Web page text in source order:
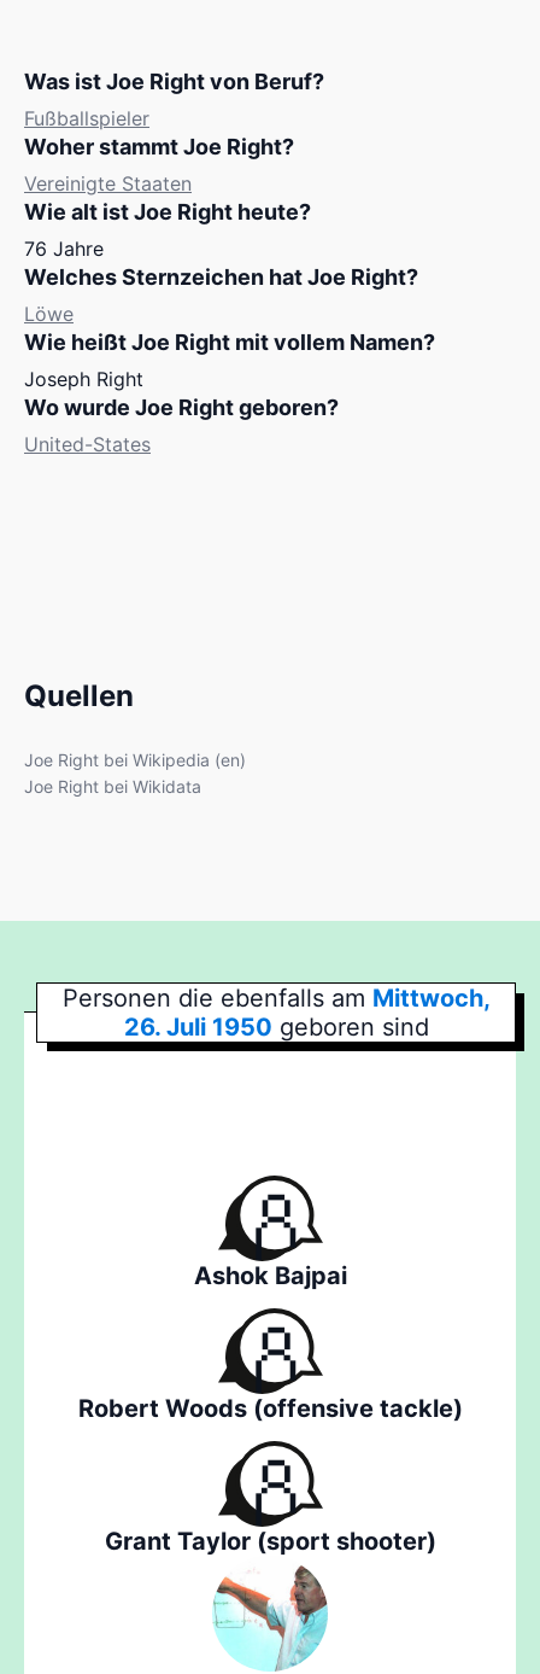
Was ist Joe Right von Beruf?
Fußballspieler
Woher stammt Joe Right?
Vereinigte Staaten
Wie alt ist Joe Right heute?
76 Jahre
Welches Sternzeichen hat Joe Right?
Löwe
Wie heißt Joe Right mit vollem Namen?
Joseph Right
Wo wurde Joe Right geboren?
United-States
Quellen
Joe Right bei Wikipedia (en)
Joe Right bei Wikidata
Personen die ebenfalls am Mittwoch,
26. Juli 1950 geboren sind
Ashok Bajpai
Robert Woods (offensive tackle)
Grant Taylor (sport shooter)